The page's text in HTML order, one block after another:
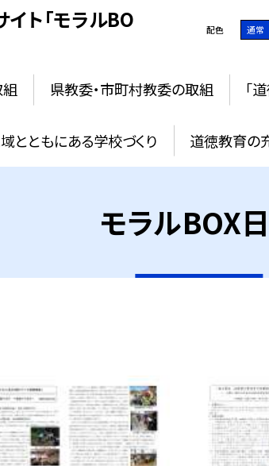
ト「モラルBO
配色 通常
県教委・市町村教委の取組 「
とともにある学校づくり 道徳教育の
モラルBOX